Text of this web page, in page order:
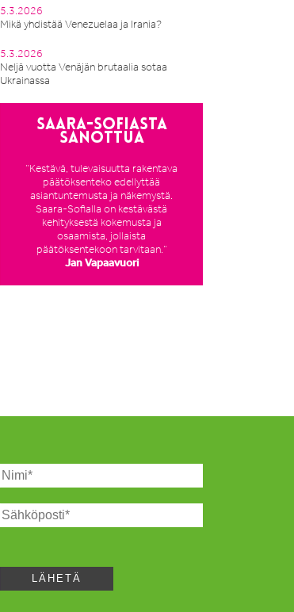
5.3.2026
Mikä yhdistää Venezuelaa ja Irania?
5.3.2026
Neljä vuotta Venäjän brutaalia sotaa
Ukrainassa
Saara-Sofiasta
sanottua
”Kestävä, tulevaisuutta rakentava
päätöksenteko edellyttää
asiantuntemusta ja näkemystä.
Saara-Sofialla on kestävästä
kehityksestä kokemusta ja
osaamista, jollaista
päätöksentekoon tarvitaan.”
Jan Vapaavuori